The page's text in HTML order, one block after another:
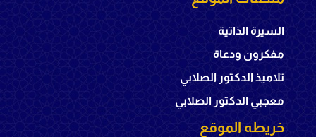
السيرة الذاتية
مفكرون ودعاة
تلاميذ الدكتور الصلابي
معجبي الدكتور الصلابي
خريطه الموقع